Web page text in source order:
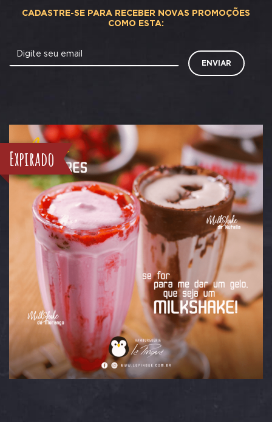
CADASTRE-SE PARA RECEBER NOVAS PROMOÇÕES
COMO ESTA:
Digite seu email
ENVIAR
Expirado